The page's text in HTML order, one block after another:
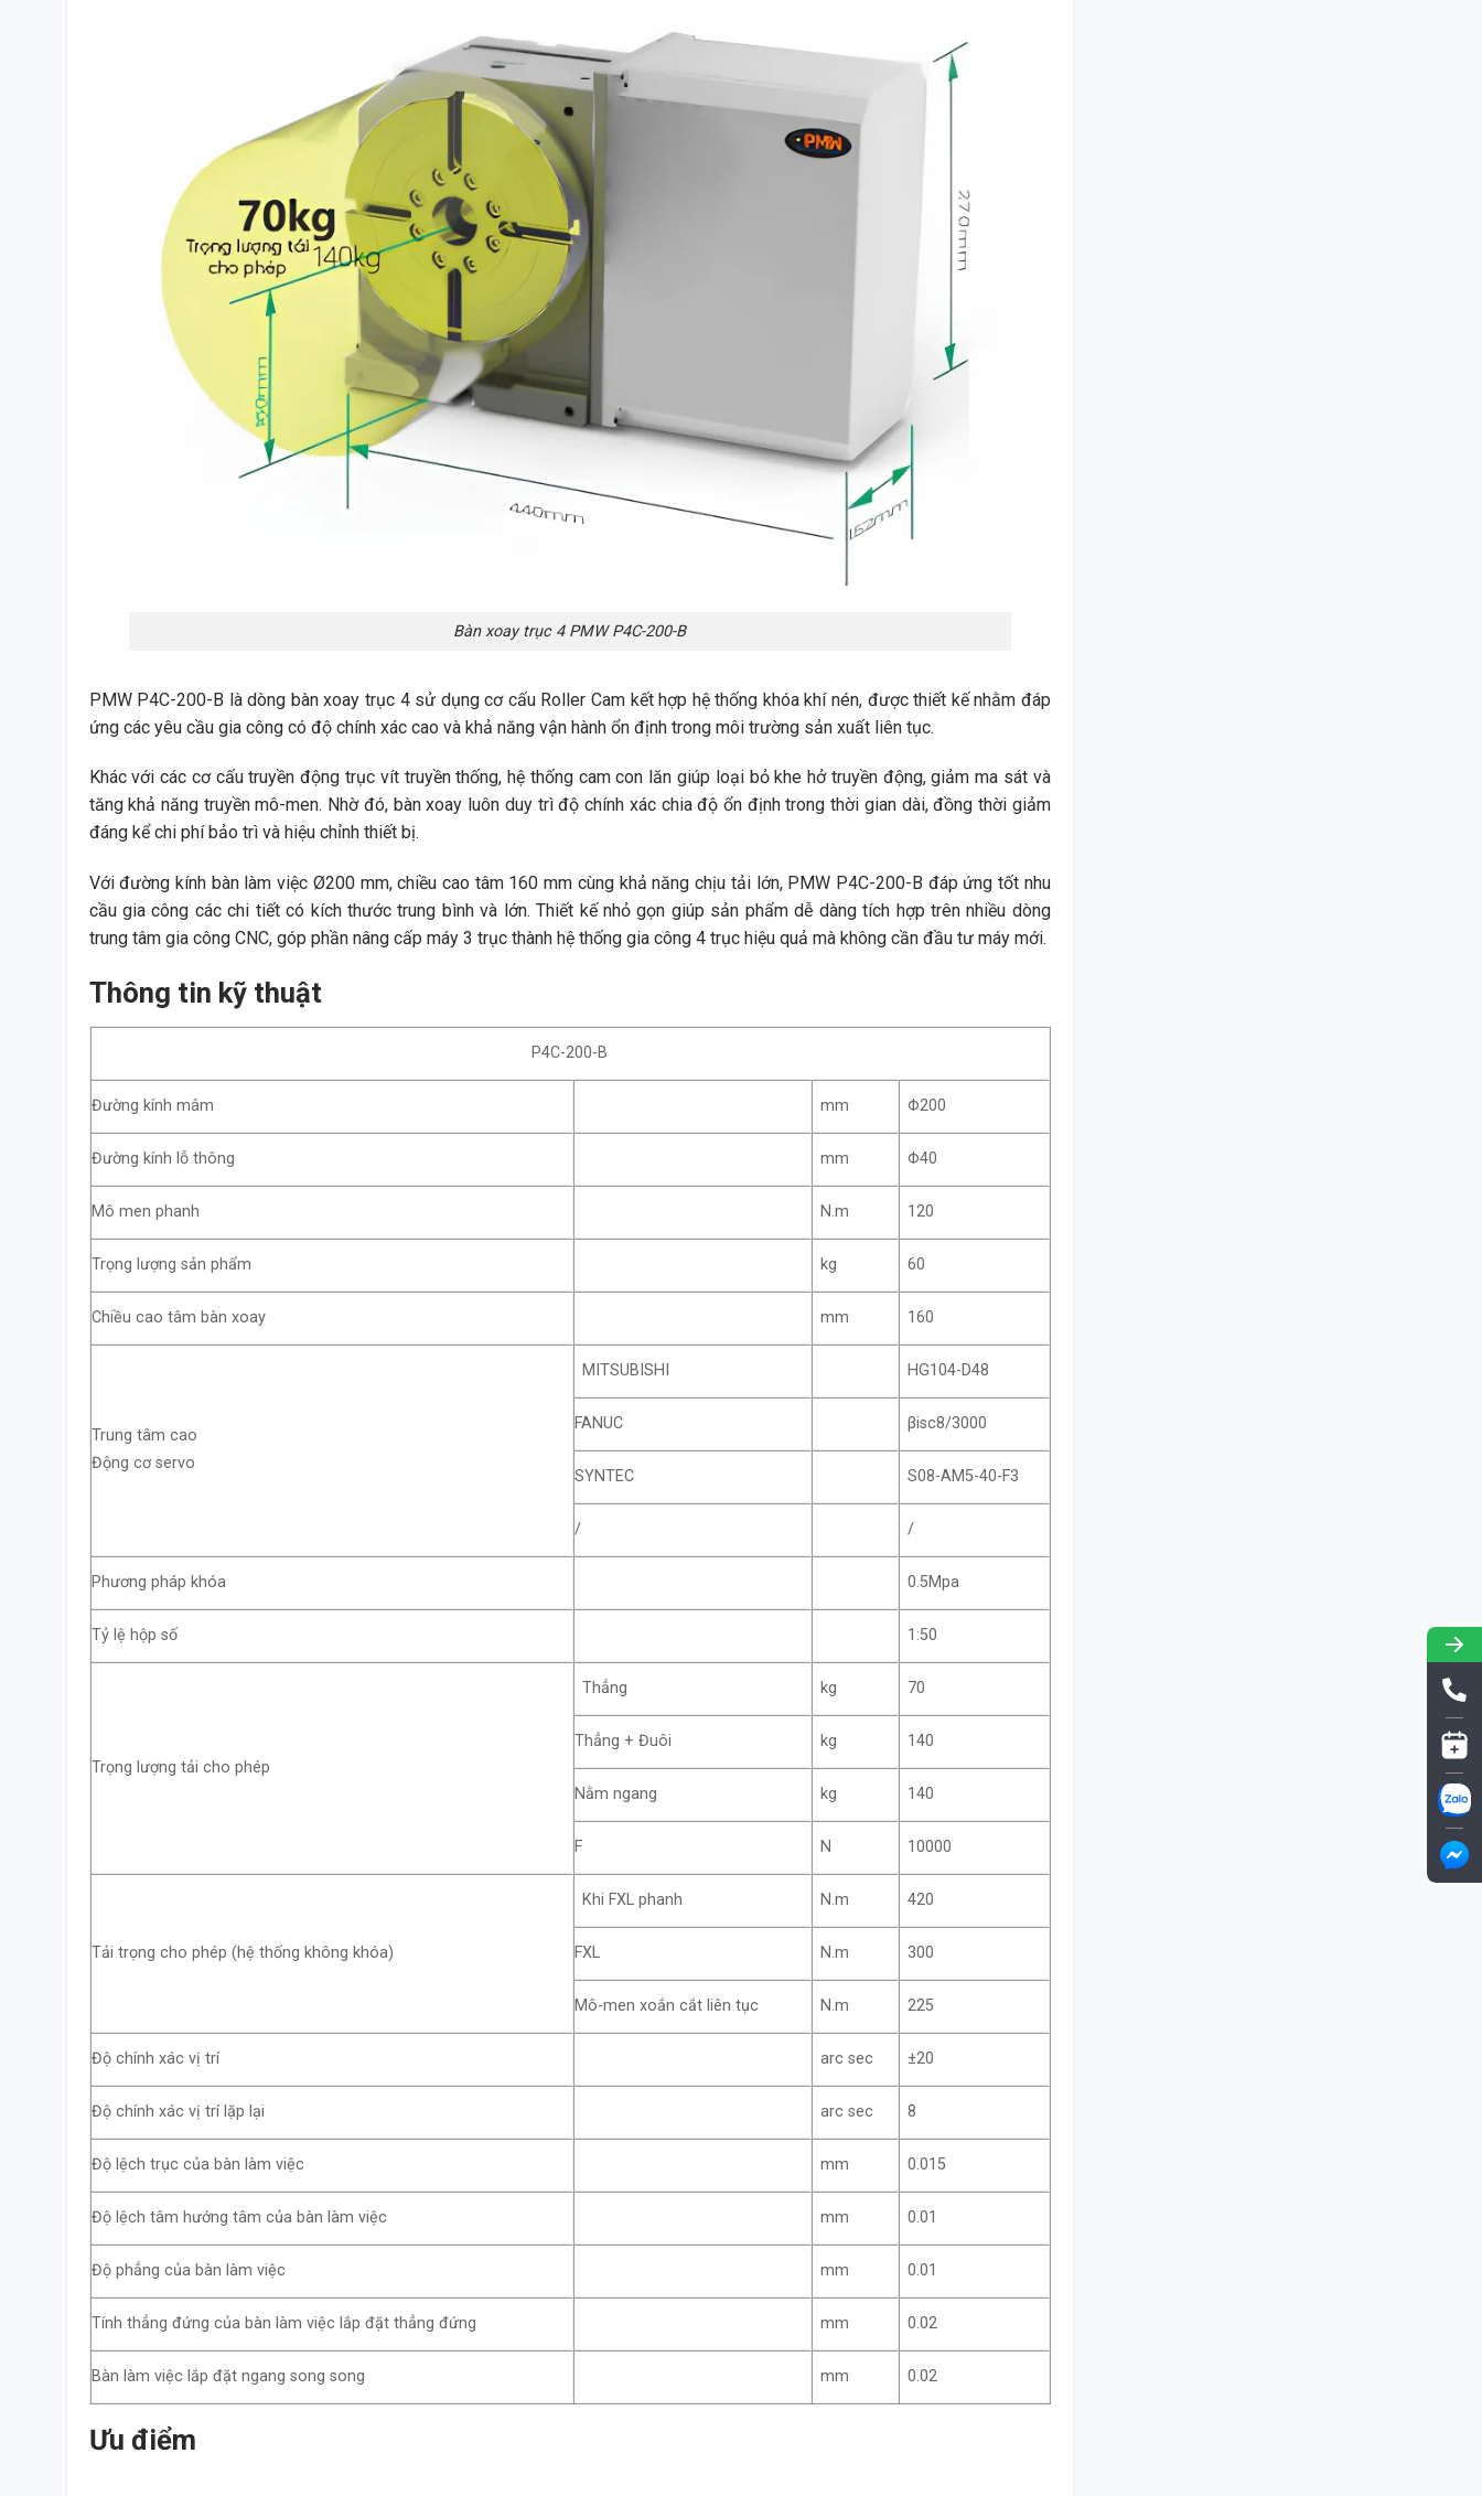
Bàn xoay trục 4 PMW P4C-200-B
PMW P4C-200-B là dòng bàn xoay trục 4 sử dụng cơ cấu Roller Cam kết hợp hệ thống khóa khí nén, được thiết kế nhằm đáp
ứng các yêu cầu gia công có độ chính xác cao và khả năng vận hành ổn định trong môi trường sản xuất liên tục.
Khác với các cơ cấu truyền động trục vít truyền thống, hệ thống cam con lăn giúp loại bỏ khe hở truyền động, giảm ma sát và
tăng khả năng truyền mô-men. Nhờ đó, bàn xoay luôn duy trì độ chính xác chia độ ổn định trong thời gian dài, đồng thời giảm
đáng kể chi phí bảo trì và hiệu chỉnh thiết bị.
Với đường kính bàn làm việc Ø200 mm, chiều cao tâm 160 mm cùng khả năng chịu tải lớn, PMW P4C-200-B đáp ứng tốt nhu
cầu gia công các chi tiết có kích thước trung bình và lớn. Thiết kế nhỏ gọn giúp sản phẩm dễ dàng tích hợp trên nhiều dòng
trung tâm gia công CNC, góp phần nâng cấp máy 3 trục thành hệ thống gia công 4 trục hiệu quả mà không cần đầu tư máy mới.
Thông tin kỹ thuật
P4C-200-B
Đường kính mâm mm Φ200
Đường kính lỗ thông mm Φ40
Mô men phanh N.m 120
Trọng lượng sản phẩm kg 60
Chiều cao tâm bàn xoay mm 160
Trung tâm cao
Động cơ servo
MITSUBISHI HG104-D48
FANUC βisc8/3000
SYNTEC S08-AM5-40-F3
/ /
Phương pháp khóa 0.5Mpa
Tỷ lệ hộp số 1:50
Trọng lượng tải cho phép
Thẳng kg 70
Thẳng + Đuôi kg 140
Nằm ngang kg 140
F N 10000
Tải trọng cho phép (hệ thống không khóa)
Khi FXL phanh N.m 420
FXL N.m 300
Mô-men xoắn cắt liên tục N.m 225
Độ chính xác vị trí arc sec ±20
Độ chính xác vị trí lặp lại arc sec 8
Độ lệch trục của bàn làm việc mm 0.015
Độ lệch tâm hướng tâm của bàn làm việc mm 0.01
Độ phẳng của bàn làm việc mm 0.01
Tính thẳng đứng của bàn làm việc lắp đặt thẳng đứng mm 0.02
Bàn làm việc lắp đặt ngang song song mm 0.02
Ưu điểm